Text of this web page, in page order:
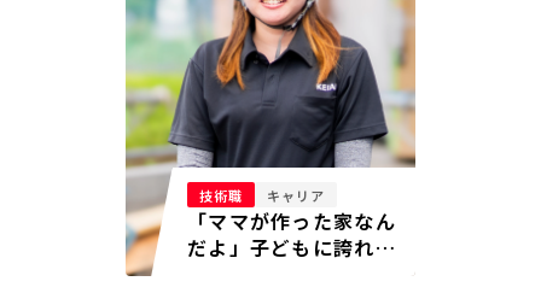
技術職 キャリア
「ママが作った家なん
だよ」子どもに誇れる